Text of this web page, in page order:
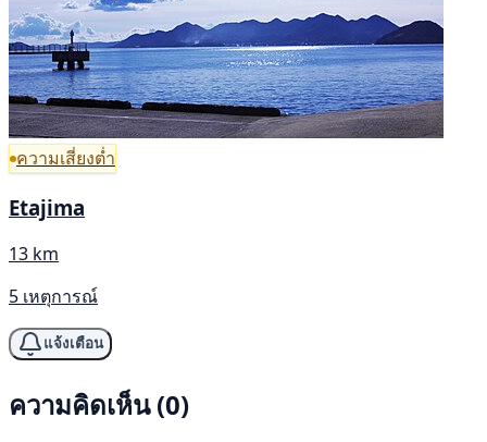
ความเสี่ยงต่ำ
Etajima
13 km
5 เหตุการณ์
แจ้งเตือน
ความคิดเห็น (0)